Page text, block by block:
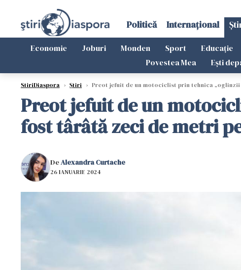
Politică Internațional
Economie Joburi Monden Sport Educație
Povestea Mea
Ești
StiriDiaspora › Știri › Preot jefuit de un motociclist prin tehnica
Preot jefuit de un
fost târâtă zeci de metri
DeAlexandra Curtache
26 IANUARIE 2024